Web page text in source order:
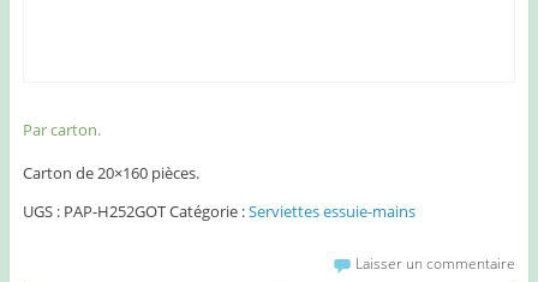
Par carton.
Carton de 20×160 pièces.
UGS : PAP-H252GOTCatégorie :Serviettes essuie-mains
Laisser un commentaire